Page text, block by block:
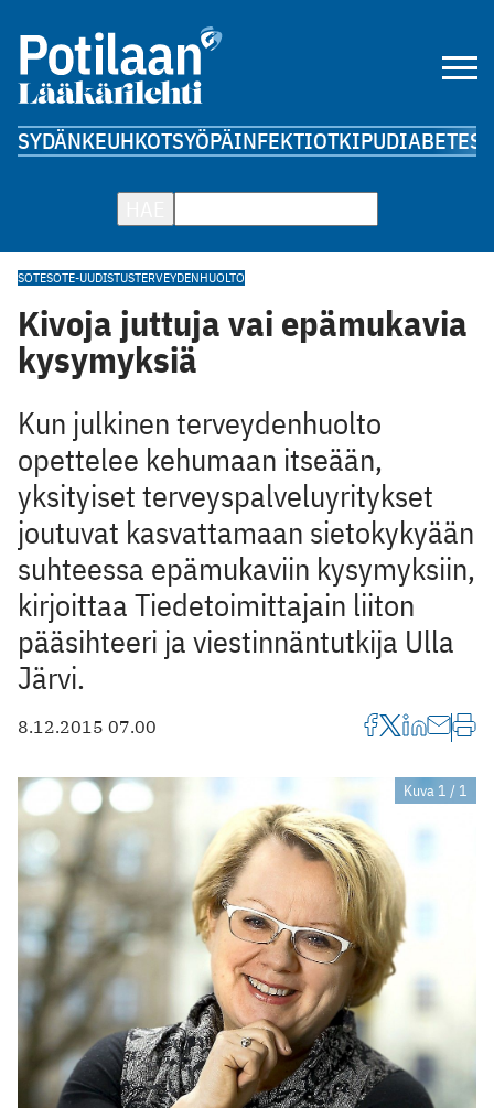
SYDÄNKEUHKOTSYÖPÄINFEKTIOTKIPUDIABETES
SOTESOTE-UUDISTUSTERVEYDENHUOLTO
Kivoja juttuja vai epämukavia
kysymyksiä
Kun julkinen terveydenhuolto
opettelee kehumaan itseään,
yksityiset terveyspalvelu­yritykset
joutuvat kasvattamaan sietokykyään
suhteessa epämukaviin kysymyksiin,
kirjoittaa Tiedetoimittajain liiton
pääsihteeri ja viestinnäntutkija Ulla
Järvi.
8.12.2015 07.00
Kuva 1 / 1